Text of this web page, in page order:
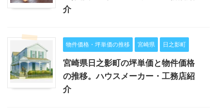
介
物件価格・坪単価の推移 宮崎県 日之影町
宮崎県日之影町の坪単価と物件価格
の推移。ハウスメーカー・工務店紹
介